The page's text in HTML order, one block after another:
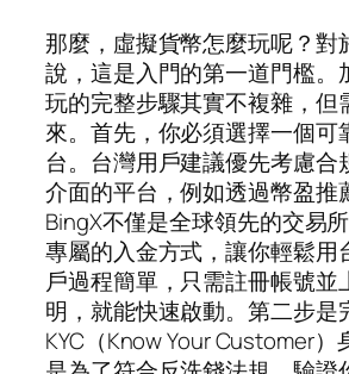
那麼，虛擬貨幣怎麼玩呢？對
說，這是入門的第一道門檻。
玩的完整步驟其實不複雜，但
來。首先，你必須選擇一個可
台。台灣用戶建議優先考慮合
介面的平台，例如透過幣盈推
BingX不僅是全球領先的交易
專屬的入金方式，讓你輕鬆用
戶過程簡單，只需註冊帳號並
明，就能快速啟動。第二步是
KYC（Know Your Customer）